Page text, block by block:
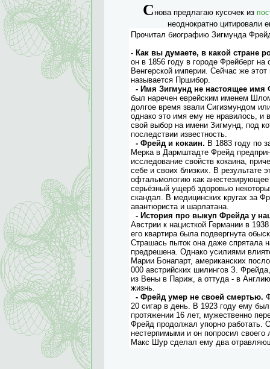
Снова предлагаю кусочек из
неоднократно цитировали
Прочитал биографию Зигмунда
- Как вы думаете, в какой стране
он в 1856 году в городе Фрейберг на
Венгерской империи. Сейчас же
называется Пршибор.
- Имя Зигмунд не настоящее имя
был наречен еврейским именем
долгое время звали Сигизмундом
однако это имя ему не нравилось, и
свой выбор на имени Зигмунд, под
последствии известность.
- Фрейд и кокаин. В 1883 году по
Мерка в Дармштадте Фрейд
исследование свойств кокаина,
себе и своих близких. В результате
офтальмологию как
серьёзный ущерб здоровью
скандал. В медицинских кругах за
авантюриста и шарлатана.
- История про выкуп Фрейда у
Австрии к нацисткой Германии в
его квартира была подвергнута
Страшась пыток она даже спрятала
предрешена. Однако усилиями
Марии Бонапарт, американских
000 австрийских шилингов З.
из Вены в Париж, а оттуда - в
жизнь.
- Фрейд умер не своей смертью.
20 сигар в день. В 1923 году ему
протяжении 16 лет, мужественно
Фрейд продолжал упорно работать.
нестерпимыми и он попросил своего
Макс Шур сделал ему два